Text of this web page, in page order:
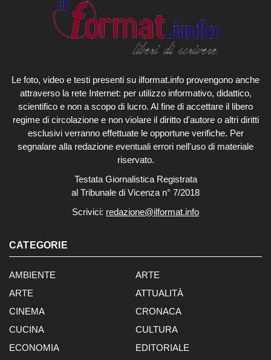
Le foto, video e testi presenti su ilformat.info provengono anche
attraverso la rete Internet: per utilizzo informativo, didattico,
scientifico e non a scopo di lucro. Al fine di accettare il libero
regime di circolazione e non violare il diritto d'autore o altri diritti
esclusivi verranno effettuate le opportune verifiche. Per
segnalare alla redazione eventuali errori nell'uso di materiale
riservato.
Testata Giornalistica Registrata
al Tribunale di Vicenza n° 7/2018
Scrivici: redazione@ilformat.info
CATEGORIE
AMBIENTE
ARTE
ARTE
ATTUALITÀ
CINEMA
CRONACA
CUCINA
CULTURA
ECONOMIA
EDITORIALE